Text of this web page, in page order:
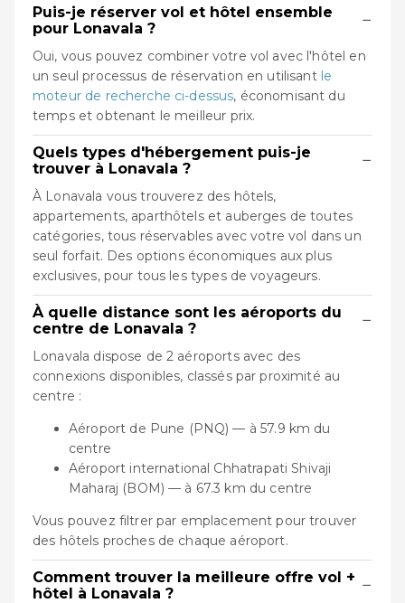
Puis-je réserver vol et hôtel ensemble
pour Lonavala ?
−
Oui, vous pouvez combiner votre vol avec l'hôtel en
un seul processus de réservation en utilisant le
moteur de recherche ci-dessus, économisant du
temps et obtenant le meilleur prix.
Quels types d'hébergement puis-je
trouver à Lonavala ?
−
À Lonavala vous trouverez des hôtels,
appartements, aparthôtels et auberges de toutes
catégories, tous réservables avec votre vol dans un
seul forfait. Des options économiques aux plus
exclusives, pour tous les types de voyageurs.
À quelle distance sont les aéroports du
centre de Lonavala ?
−
Lonavala dispose de 2 aéroports avec des
connexions disponibles, classés par proximité au
centre :
Aéroport de Pune (PNQ) — à 57.9 km du
centre
Aéroport international Chhatrapati Shivaji
Maharaj (BOM) — à 67.3 km du centre
Vous pouvez filtrer par emplacement pour trouver
des hôtels proches de chaque aéroport.
Comment trouver la meilleure offre vol +
hôtel à Lonavala ?
−